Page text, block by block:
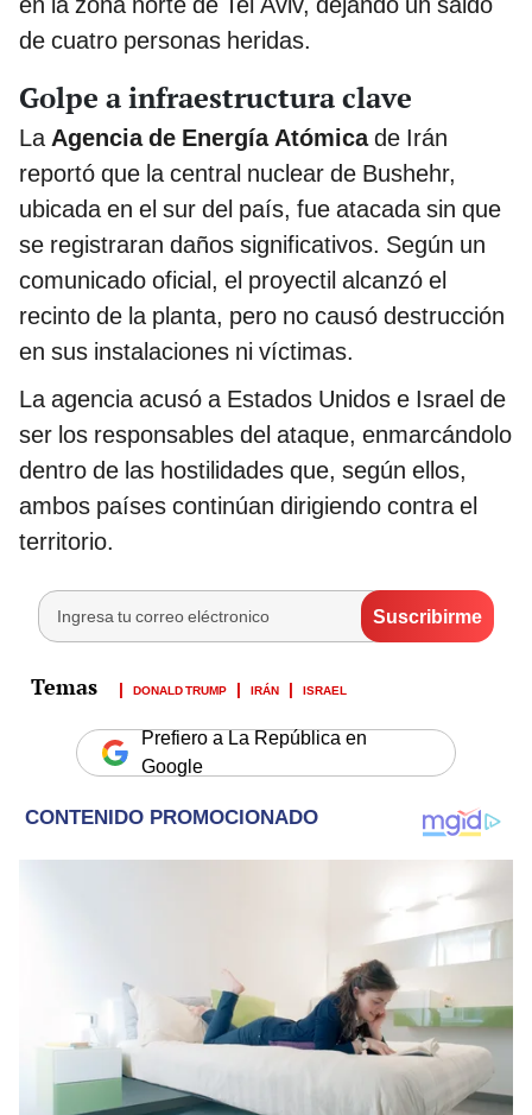
de cuatro personas heridas.
Golpe a infraestructura clave
LaAgencia de Energía Atómicade Irán
reportó que la central nuclear de Bushehr,
ubicada en el sur del país, fue atacada sin que
se registraran daños significativos. Según un
comunicado oficial, el proyectil alcanzó el
recinto de la planta, pero no causó destrucción
en sus instalaciones ni víctimas.
La agencia acusó a Estados Unidos e Israel de
ser los responsables del ataque, enmarcándolo
dentro de las hostilidades que, según ellos,
ambos países continúan dirigiendo contra el
territorio.
DONALD TRUMP IRÁN ISRAEL
Prefiero a La República en
Google